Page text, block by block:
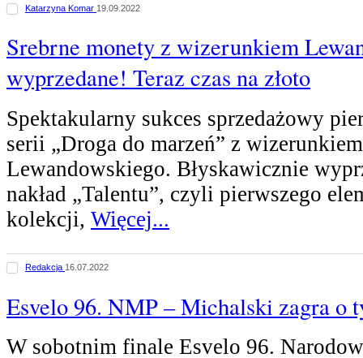
Katarzyna Komar 19.09.2022
Srebrne monety z wizerunkiem
wyprzedane! Teraz czas na złoto
Spektakularny sukces sprzedażowy
serii „Droga do marzeń” z
Lewandowskiego. Błyskawicznie
nakład „Talentu”, czyli pierwszego
kolekcji, Więcej...
Redakcja 16.07.2022
Esvelo 96. NMP – Michalski zagra o
W sobotnim finale Esvelo 96.